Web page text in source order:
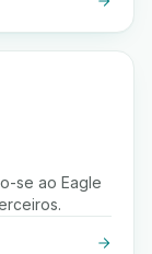
se ao Eagle